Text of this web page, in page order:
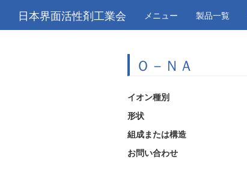
日本界面活性剤工業会 メニュー 製品一覧
Ｏ－ＮＡ
イオン種別
形状
組成または構造
お問い合わせ